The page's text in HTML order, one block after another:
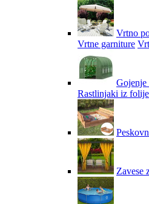
Vrtno
Vrtne garniture
Gojenje
Rastlinjaki iz folije
Zavese